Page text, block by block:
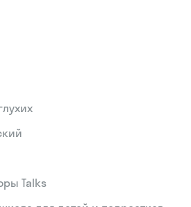
Talks